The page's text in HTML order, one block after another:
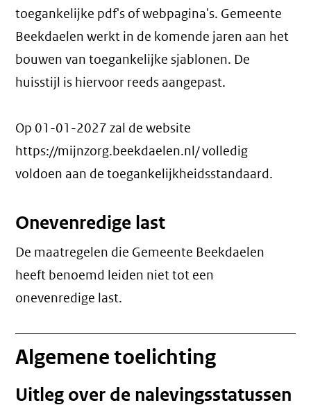
toegankelijke pdf's of webpagina's. Gemeente
Beekdaelen werkt in de komende jaren aan het
bouwen van toegankelijke sjablonen. De
huisstijl is hiervoor reeds aangepast.
Op 01-01-2027 zal de website
https://mijnzorg.beekdaelen.nl/ volledig
voldoen aan de toegankelijkheidsstandaard.
Onevenredige last
De maatregelen die Gemeente Beekdaelen
heeft benoemd leiden niet tot een
onevenredige last.
Algemene toelichting
Uitleg over de nalevingsstatussen